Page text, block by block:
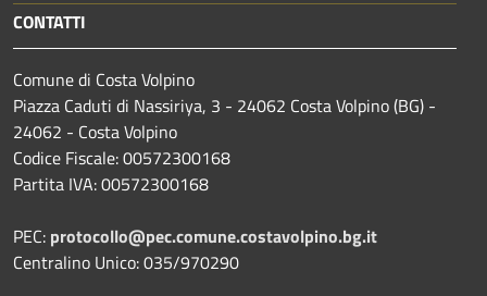
CONTATTI
Comune di Costa Volpino
Piazza Caduti di Nassiriya, 3 - 24062 Costa Volpino (BG) -
24062 - Costa Volpino
Codice Fiscale: 00572300168
Partita IVA: 00572300168
PEC: protocollo@pec.comune.costavolpino.bg.it
Centralino Unico: 035/970290